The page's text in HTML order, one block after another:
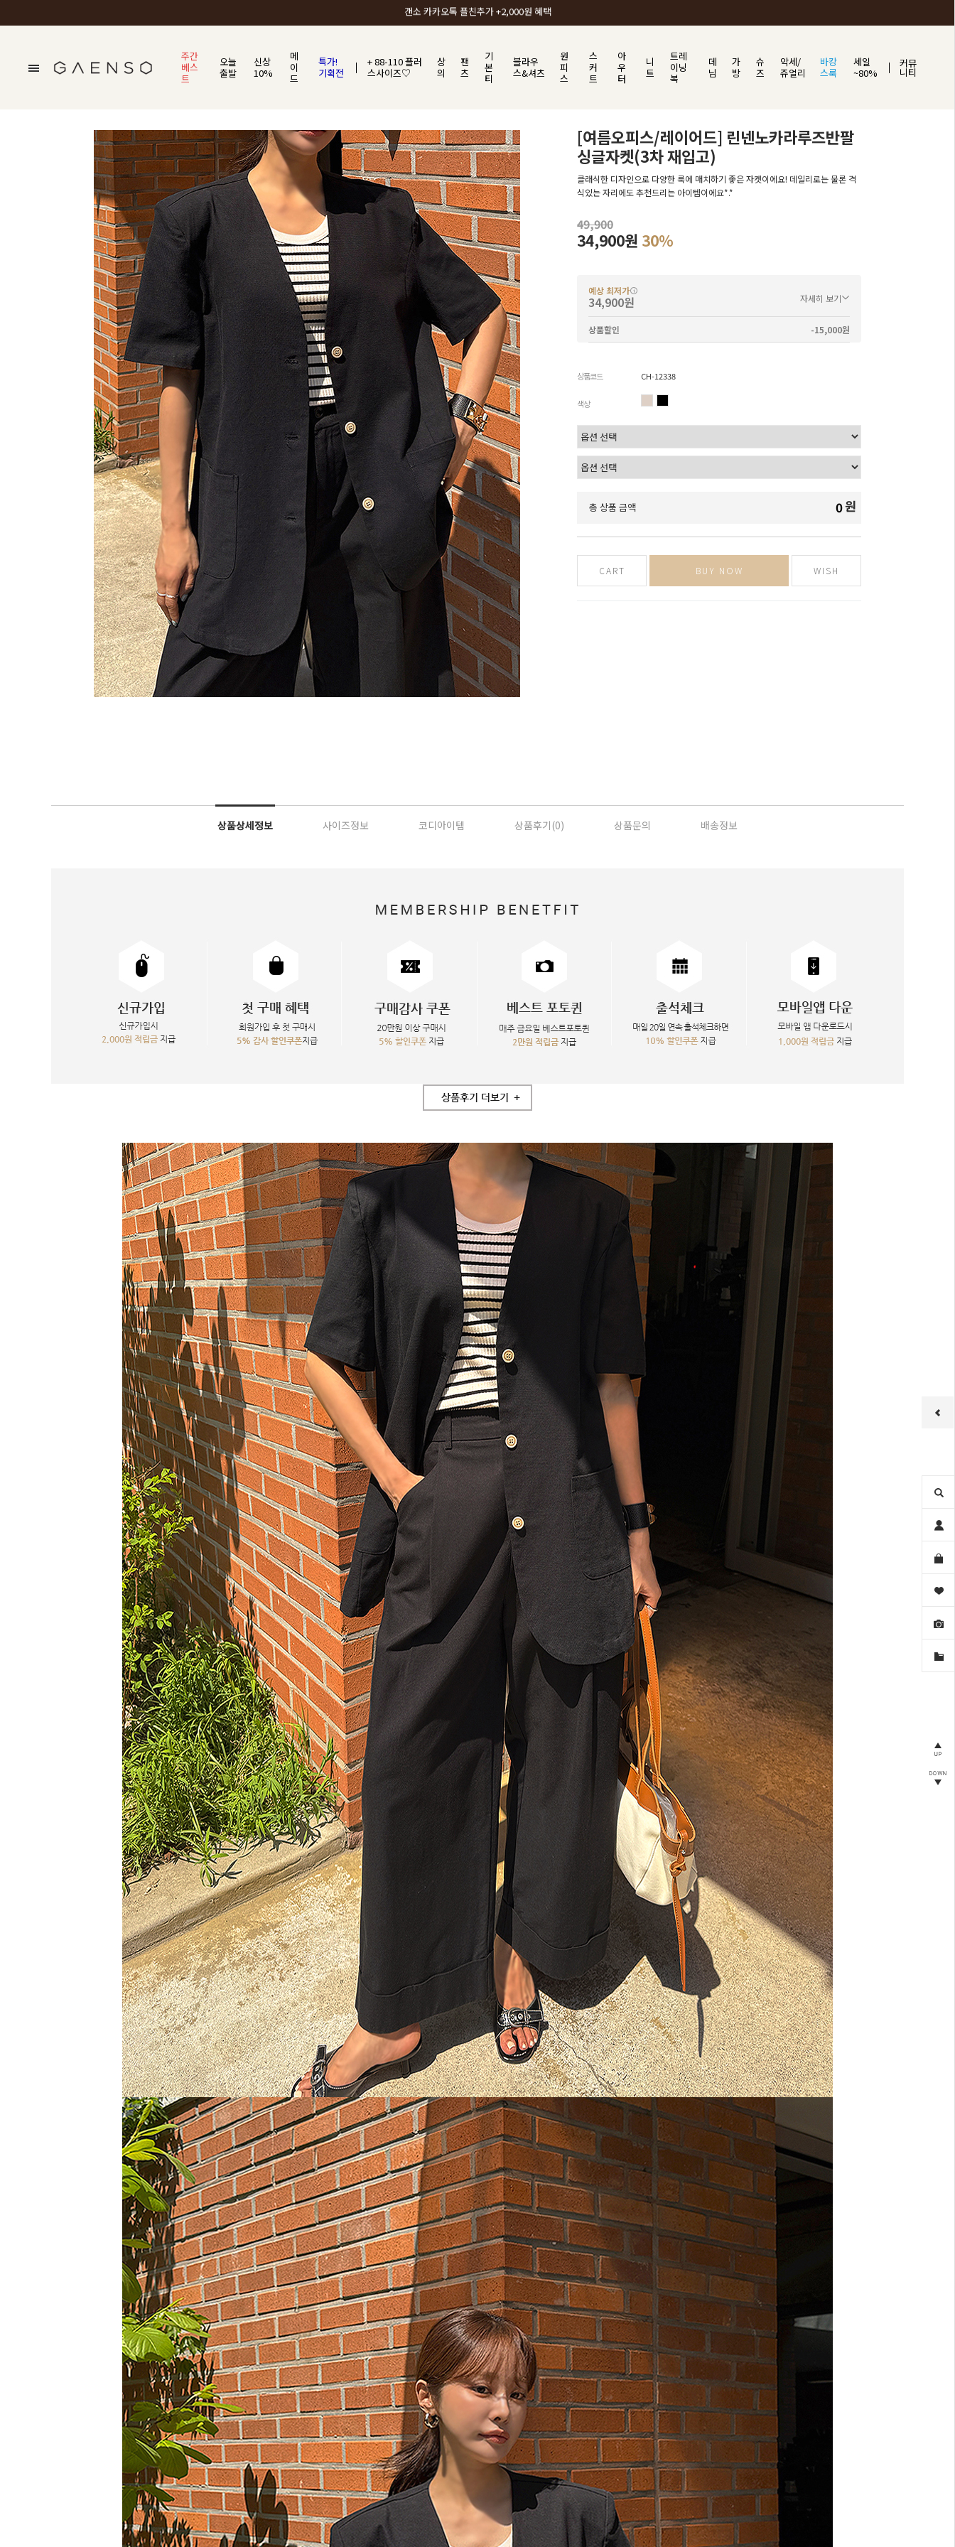
갠소에서 가장 많이 사랑받는 BEST ITEM
주간
베스
트
오늘
출발
신상
10%
메
이
드
특가!
기획전
+ 88-110 플러
스사이즈♡
상
의
팬
츠
기
본
티
블라우
스&셔츠
원
피
스
스
커
트
아
우
터
니
트
트레
이닝
복
데
님
가
방
슈
즈
악세/
쥬얼리
바캉
스룩
세일
~80%
커뮤
니티
[여름오피스/레이어드] 린넨노카라루즈반팔
싱글자켓(3차 재입고)
클래식한 디자인으로 다양한 룩에 매치하기 좋은 자켓이에요! 데일리로는 물론 격
식있는 자리에도 추천드리는 아이템이에요*.*
49,900
34,900원 30%
예상 최저가
34,900원 자세히 보기
상품할인 -15,000원
상품코드 CH-12338
색상
총 상품 금액 0원
CART BUY NOW WISH
상품상세정보 사이즈정보 코디아이템 상품후기(0) 상품문의 배송정보